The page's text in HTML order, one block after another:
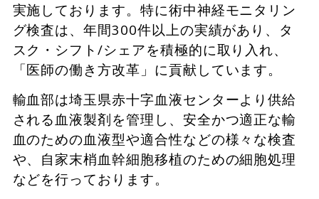
実施しております。特に術中神経モニタリン
グ検査は、年間300件以上の実績があり、タ
スク・シフト/シェアを積極的に取り入れ、
「医師の働き方改革」に貢献しています。
輸血部は埼玉県赤十字血液センターより供給
される血液製剤を管理し、安全かつ適正な輸
血のための血液型や適合性などの様々な検査
や、自家末梢血幹細胞移植のための細胞処理
などを行っております。